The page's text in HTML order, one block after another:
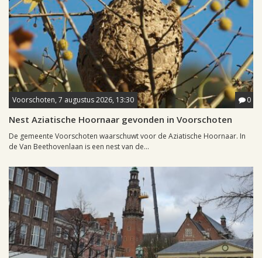
Voorschoten, 7 augustus 2026, 13:30 0
Nest Aziatische Hoornaar gevonden in Voorschoten
De gemeente Voorschoten waarschuwt voor de Aziatische Hoornaar. In
de Van Beethovenlaan is een nest van de...